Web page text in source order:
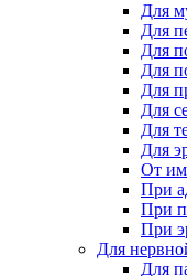
Для
Для
Для
Для
Для
Для
Для
Для
От
При
При
При
Для
Для